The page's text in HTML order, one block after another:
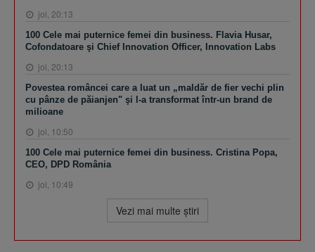
joi, 20:13
100 Cele mai puternice femei din business. Flavia Husar,
Cofondatoare şi Chief Innovation Officer, Innovation Labs
joi, 20:13
Povestea româncei care a luat un „maldăr de fier vechi plin
cu pânze de păianjen" şi l-a transformat într-un brand de
milioane
joi, 10:50
100 Cele mai puternice femei din business. Cristina Popa,
CEO, DPD România
joi, 10:49
Vezi mai multe ştiri